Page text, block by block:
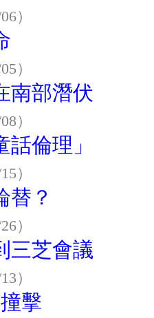
）
）
南部潛伏
）
倫理」
）
替？
）
三芝會議
）
擊